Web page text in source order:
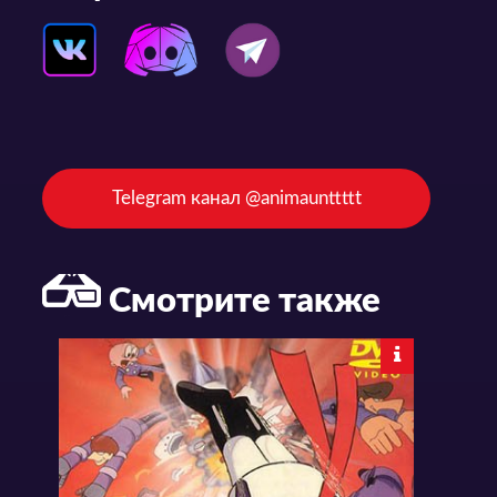
Telegram канал @animaunttttt
Смотрите также